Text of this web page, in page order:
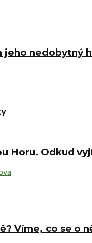
jeho nedobytný
Horu. Odkud
Víme, co se o